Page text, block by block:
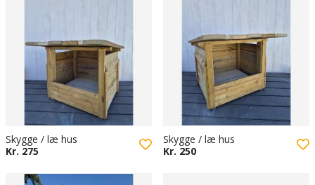
Skygge / læ hus
Kr. 275
Skygge / læ hus
Kr. 250